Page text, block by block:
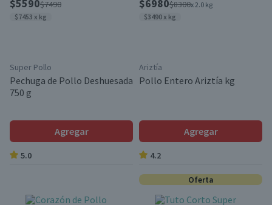
$5590$7490
$7453 x kg
Super Pollo
Pechuga de Pollo Deshuesada
750 g
Agregar
5.0
$6980$8300x 2.0 kg
$3490 x kg
Ariztía
Pollo Entero Ariztía kg
Agregar
4.2
Oferta